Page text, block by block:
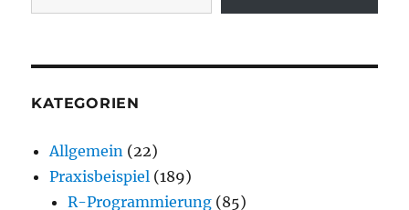
KATEGORIEN
Allgemein (22)
Praxisbeispiel (189)
R-Programmierung (85)